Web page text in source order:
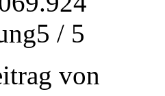
/ 5
von